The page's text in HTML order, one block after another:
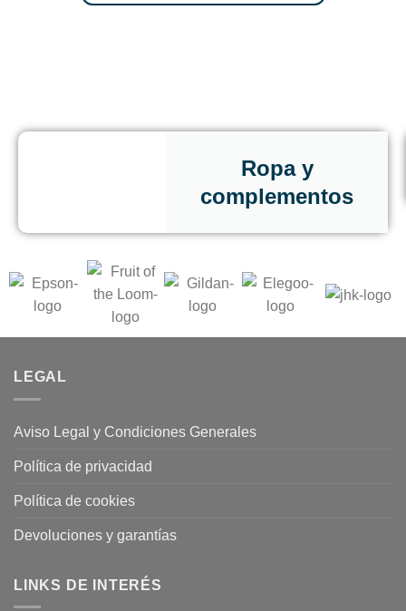
Ropa y
complementos
LEGAL
Aviso Legal y Condiciones Generales
Política de privacidad
Política de cookies
Devoluciones y garantías
LINKS DE INTERÉS